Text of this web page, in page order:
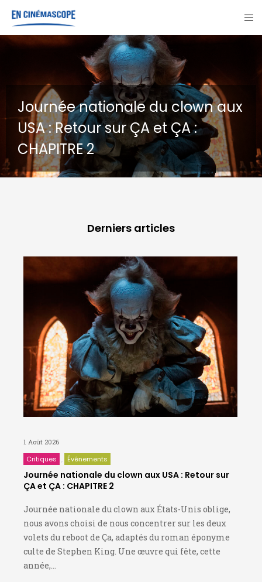
nationale du clown aux
sur ÇA et ÇA :
2
destins
Derniers articles
1 Août 2026
Critiques Événements
Journée nationale du clown aux USA : Retour sur
ÇA et ÇA : CHAPITRE 2
Journée nationale du clown aux États-Unis oblige,
nous avons choisi de nous concentrer sur les deux
volets du reboot de Ça, adaptés du roman éponyme
culte de Stephen King. Une œuvre qui fête, cette
année,…